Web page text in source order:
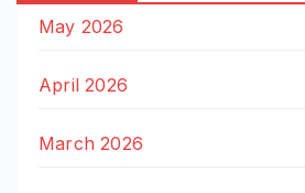
May 2026
April 2026
March 2026